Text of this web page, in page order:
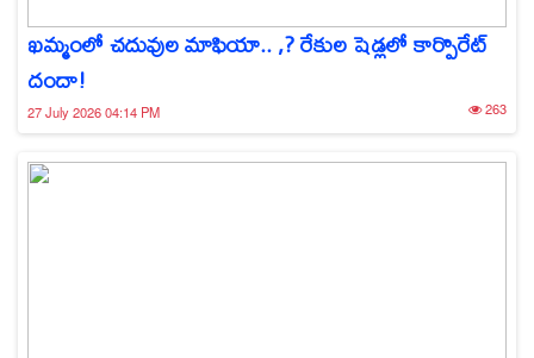
ఖమ్మంలో చదువుల మాఫియా.. ,? రేకుల షెడ్లలో కార్పొరేట్
దందా!
27 July 2026 04:14 PM 263